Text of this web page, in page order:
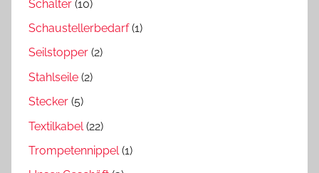
Schalter (10)
Schaustellerbedarf(1)
Seilstopper (2)
Stahlseile (2)
Stecker (5)
Textilkabel (22)
Trompetennippel(1)